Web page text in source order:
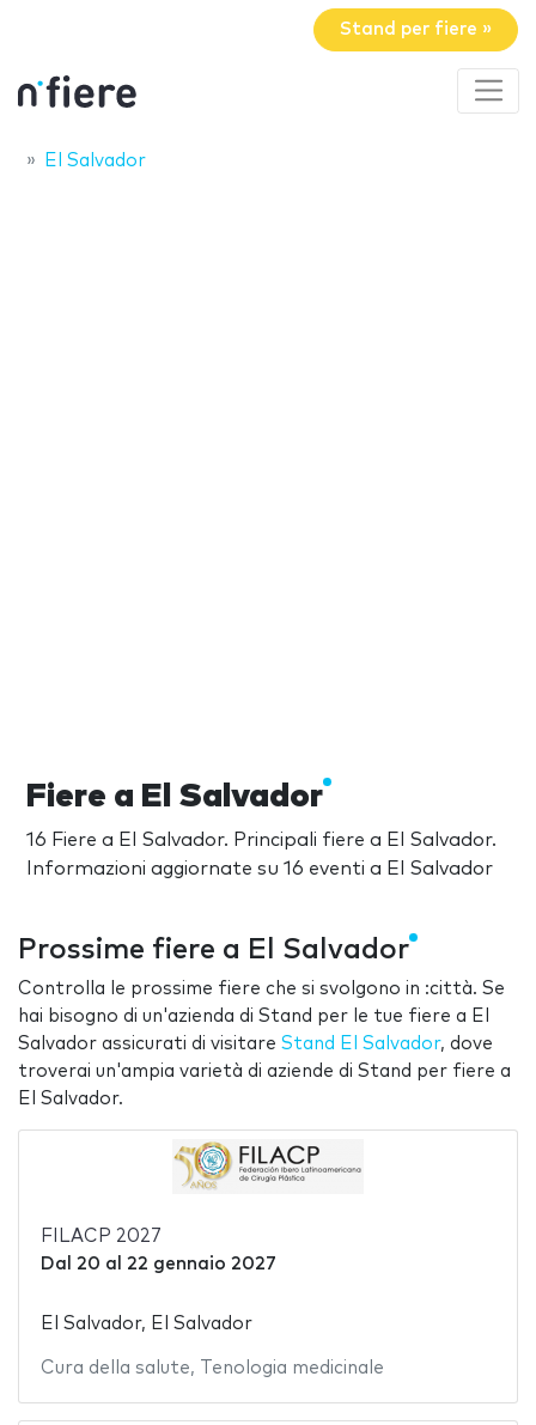
Stand per fiere »
El Salvador
Fiere a El Salvador
16 Fiere a El Salvador. Principali fiere a El Salvador.
Informazioni aggiornate su 16 eventi a El Salvador
Prossime fiere a El Salvador
Controlla le prossime fiere che si svolgono in :città. Se
hai bisogno di un'azienda di Stand per le tue fiere a El
Salvador assicurati di visitare Stand El Salvador, dove
troverai un'ampia varietà di aziende di Stand per fiere a
El Salvador.
FILACP 2027
Dal 20 al 22 gennaio 2027
El Salvador, El Salvador
Cura della salute, Tenologia medicinale